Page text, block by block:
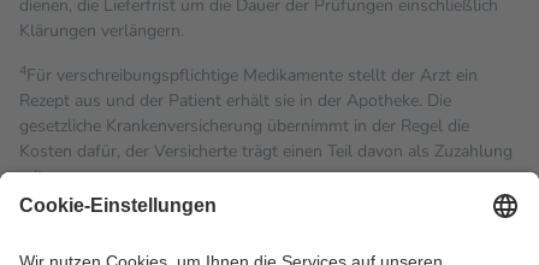
dienen, die Lieferfrist um die Dauer der Prüfungen einschließlich
Klärungen verlängern.
4Für verschreibungspflichtige Medikamente stellt der Arzt ein
Rezept aus und der Patient erhält sie in der Apotheke. Die
gesetzliche Krankenversicherung übernimmt in der Regel die
Kosten dafür, der Versicherte trägt einen Teil davon als Zuzahlung
mit.
Grundsätzlich leisten Mitglieder Zuzahlungen in Höhe von zehn
höchstens zehn Euro.
Es sind jedoch nie mehr als die